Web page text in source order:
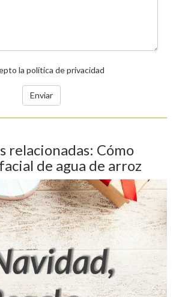
la política de privacidad
relacionadas: Cómo
de agua de arroz